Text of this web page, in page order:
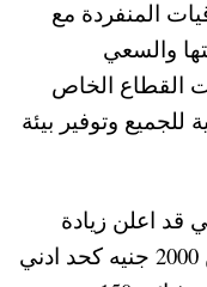
المنفردة مع
والسعي
القطاع الخاص
وتوفير بيئة
قد اعلن زيادة
مرتبات موظفين الحكومة لتبدأ من 2000 جنيه كحد ادني